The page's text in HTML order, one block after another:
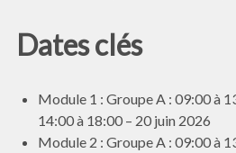
Dates clés
Module 1 : Groupe A : 09:00 à
14:00 à 18:00 – 20 juin 2026
Module 2 : Groupe A : 09:00 à